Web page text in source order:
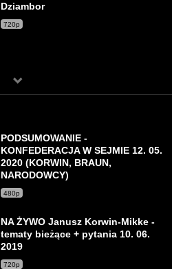
Dziambor
720p
PODSUMOWANIE -
KONFEDERACJA W SEJMIE 12. 05.
2020 (KORWIN, BRAUN,
NARODOWCY)
480p
NA ŻYWO Janusz Korwin-Mikke -
tematy bieżące + pytania 10. 06.
2019
720p